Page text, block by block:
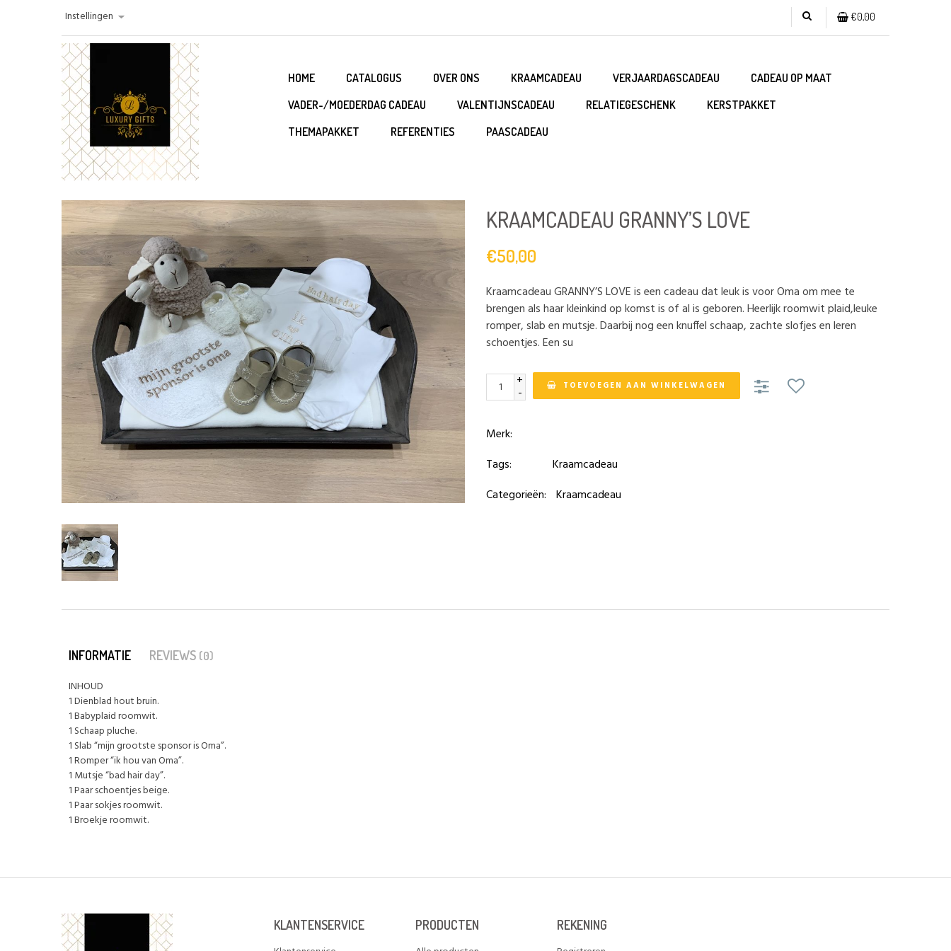
€0,00
Instellingen
HOME CATALOGUS OVER ONS KRAAMCADEAU VERJAARDAGSCADEAU
CADEAU OP MAAT
VADER-/MOEDERDAG CADEAU
VALENTIJNSCADEAU RELATIEGESCHENK
KERSTPAKKET
THEMAPAKKET
REFERENTIES PAASCADEAU
KRAAMCADEAU GRANNY’S LOVE
€50,00
Kraamcadeau GRANNY’S LOVE is een cadeau dat leuk is voor Oma om mee te
brengen als haar kleinkind op komst is of al is geboren. Heerlijk roomwit plaid,leuke
romper, slab en mutsje. Daarbij nog een knuffel schaap, zachte slofjes en leren
schoentjes. Een su
+
- TOEVOEGEN AAN WINKELWAGEN
Merk:
Tags:
Kraamcadeau
Categorieën: Kraamcadeau
INFORMATIE REVIEWS (0)
INHOUD
1 Dienblad hout bruin.
1 Babyplaid roomwit.
1 Schaap pluche.
1 Slab “mijn grootste sponsor is Oma”.
1 Romper “ik hou van Oma”.
1 Mutsje “bad hair day”.
1 Paar schoentjes beige.
1 Paar sokjes roomwit.
1 Broekje roomwit.
KLANTENSERVICE PRODUCTEN REKENING